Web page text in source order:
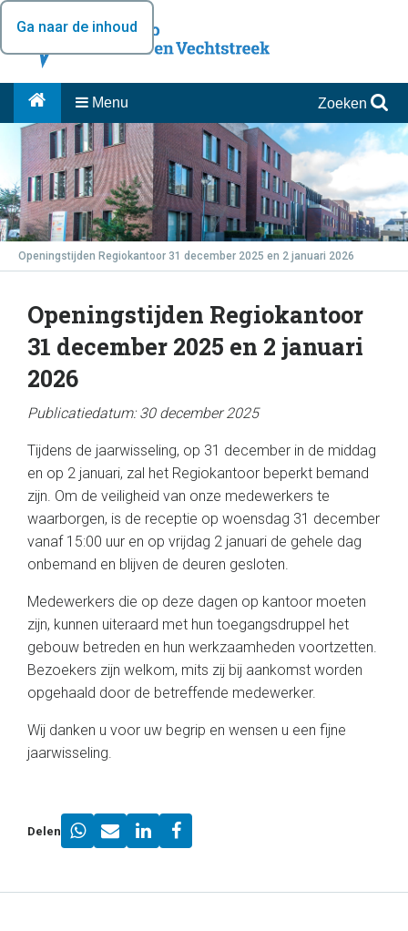
Ga naar de inhoud
Menu Zoeken
Openingstijden Regiokantoor 31 december 2025 en 2 januari 2026
Openingstijden Regiokantoor
31 december 2025 en 2 januari
2026
Publicatiedatum: 30 december 2025
Tijdens de jaarwisseling, op 31 december in de middag
en op 2 januari, zal het Regiokantoor beperkt bemand
zijn. Om de veiligheid van onze medewerkers te
waarborgen, is de receptie op woensdag 31 december
vanaf 15:00 uur en op vrijdag 2 januari de gehele dag
onbemand en blijven de deuren gesloten.
Medewerkers die op deze dagen op kantoor moeten
zijn, kunnen uiteraard met hun toegangsdruppel het
gebouw betreden en hun werkzaamheden voortzetten.
Bezoekers zijn welkom, mits zij bij aankomst worden
opgehaald door de betreffende medewerker.
Wij danken u voor uw begrip en wensen u een fijne
jaarwisseling.
Delen